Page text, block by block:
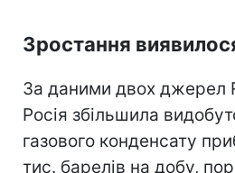
Зростання
За даними двох джерел
Росія збільшила
газового конденсату
тис. барелів на добу,